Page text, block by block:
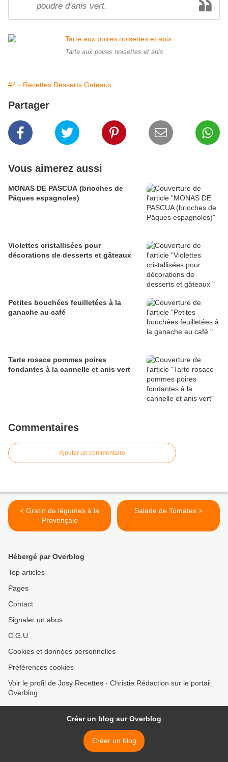
poudre d'anis vert.
Tarte aux poires noisettes et anis
#4 - Recettes Desserts Gateaux
Partager
Vous aimerez aussi
MONAS DE PASCUA (brioches de
Pâques espagnoles)
Violettes cristallisées pour
décorations de desserts et gâteaux
Petites bouchées feuilletées à la
ganache au café
Tarte rosace pommes poires
fondantes à la cannelle et anis vert
Commentaires
Ajouter un commentaire
< Gratin de légumes à la
Provençale
Salade de Tomates >
Hébergé par Overblog
Top articles
Pages
Contact
Signaler un abus
C.G.U.
Cookies et données personnelles
Préférences cookies
Voir le profil de Josy Recettes - Christie Rédaction sur le portail
Overblog
Créer un blog sur Overblog
Créer un blog